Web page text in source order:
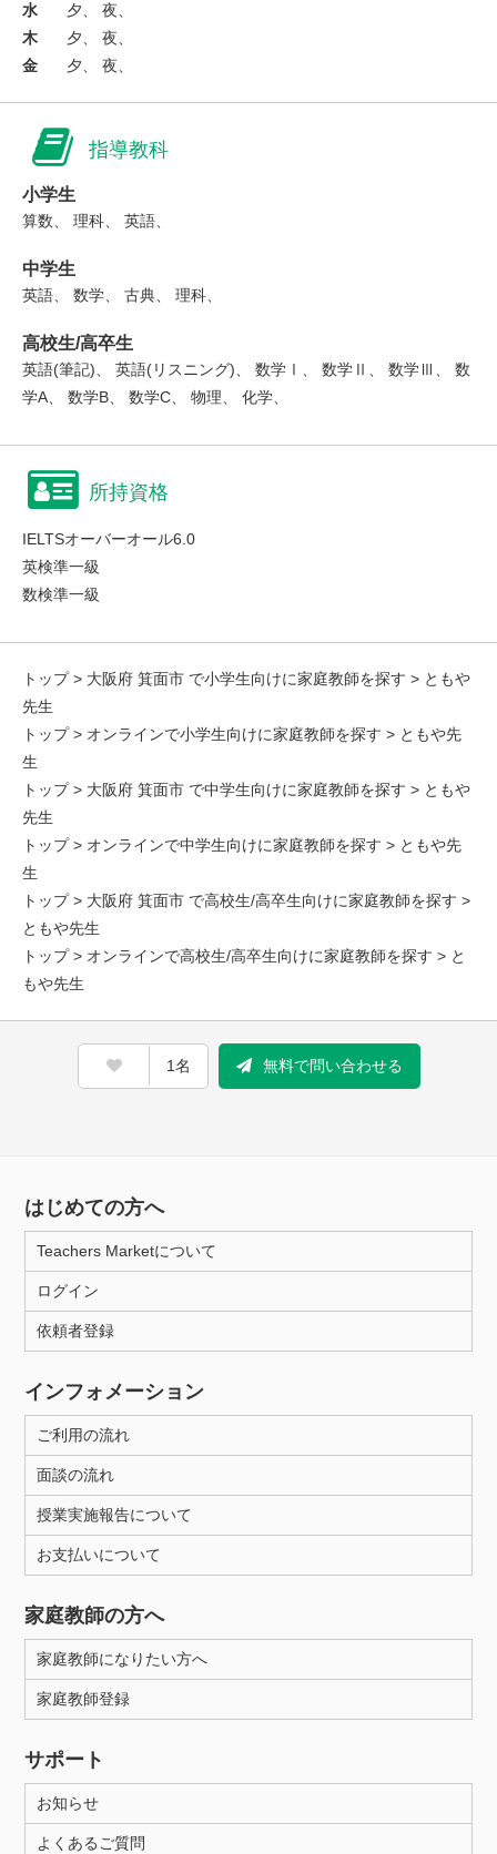
水
夕、 夜、
木
夕、 夜、
金
夕、 夜、
指導教科
小学生
算数、 理科、 英語、
中学生
英語、 数学、 古典、 理科、
高校生/高卒生
英語(筆記)、 英語(リスニング)、 数学Ⅰ、 数学Ⅱ、 数学Ⅲ、 数
学A、 数学B、 数学C、 物理、 化学、
所持資格
IELTSオーバーオール6.0
英検準一級
数検準一級
トップ> 大阪府 箕面市 で小学生向けに家庭教師を探す > ともや
先生
トップ> オンラインで小学生向けに家庭教師を探す > ともや先
生
トップ> 大阪府 箕面市 で中学生向けに家庭教師を探す > ともや
先生
トップ> オンラインで中学生向けに家庭教師を探す > ともや先
生
トップ> 大阪府 箕面市 で高校生/高卒生向けに家庭教師を探す >
ともや先生
トップ> オンラインで高校生/高卒生向けに家庭教師を探す > と
もや先生
1名 無料で問い合わせる
はじめての方へ
Teachers Marketについて
ログイン
依頼者登録
インフォメーション
ご利用の流れ
面談の流れ
授業実施報告について
お支払いについて
家庭教師の方へ
家庭教師になりたい方へ
家庭教師登録
サポート
お知らせ
よくあるご質問